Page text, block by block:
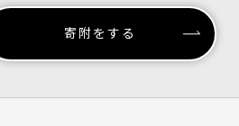
寄附をする